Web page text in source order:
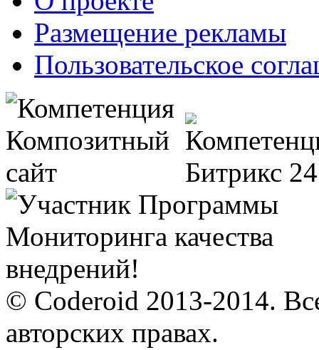
Размещение рекламы
Пользовательское
© Coderoid 2013-2014.
авторских правах.